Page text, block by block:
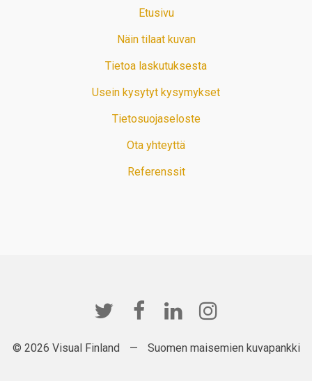
Etusivu
Näin tilaat kuvan
Tietoa laskutuksesta
Usein kysytyt kysymykset
Tietosuojaseloste
Ota yhteyttä
Referenssit
© 2026 Visual Finland — Suomen maisemien kuvapankki